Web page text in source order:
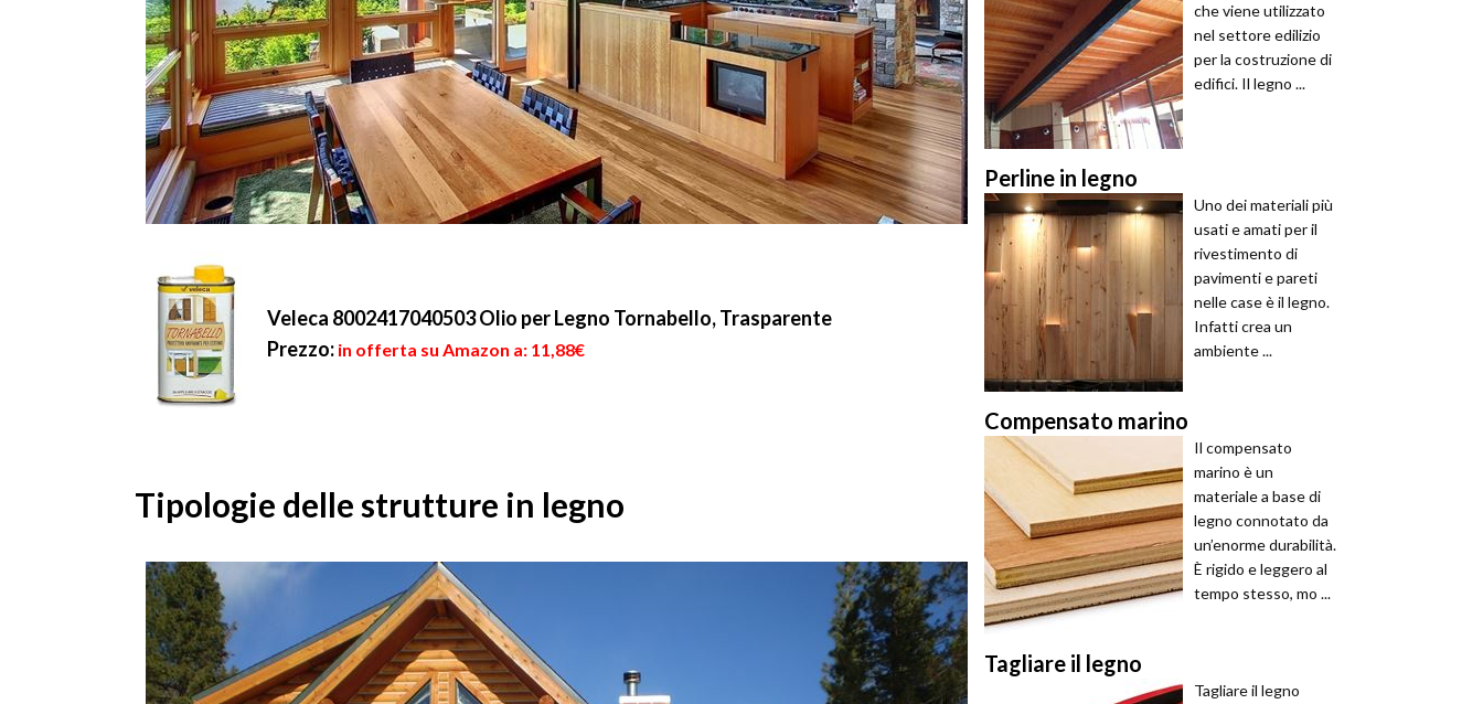
Veleca 8002417040503 Olio per Legno Tornabello, Trasparente
Prezzo: in offerta su Amazon a: 11,88€
Tipologie delle strutture in legno
che viene utilizzato
nel settore edilizio
per la costruzione di
edifici. Il legno ...
Perline in legno
Uno dei materiali più
usati e amati per il
rivestimento di
pavimenti e pareti
nelle case è il legno.
Infatti crea un
ambiente ...
Compensato marino
Il compensato
marino è un
materiale a base di
legno connotato da
un’enorme durabilità.
È rigido e leggero al
tempo stesso, mo ...
Tagliare il legno
Tagliare il legno